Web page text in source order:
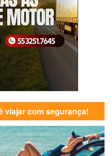
viajar com segurança!